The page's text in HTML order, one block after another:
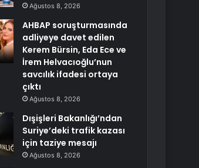
Ağustos 8, 2026
AHBAP soruşturmasında
adliyeye davet edilen
Kerem Bürsin, Eda Ece ve
İrem Helvacıoğlu’nun
savcılık ifadesi ortaya
çıktı
Ağustos 8, 2026
Dışişleri Bakanlığı’ndan
Suriye’deki trafik kazası
için taziye mesajı
Ağustos 8, 2026